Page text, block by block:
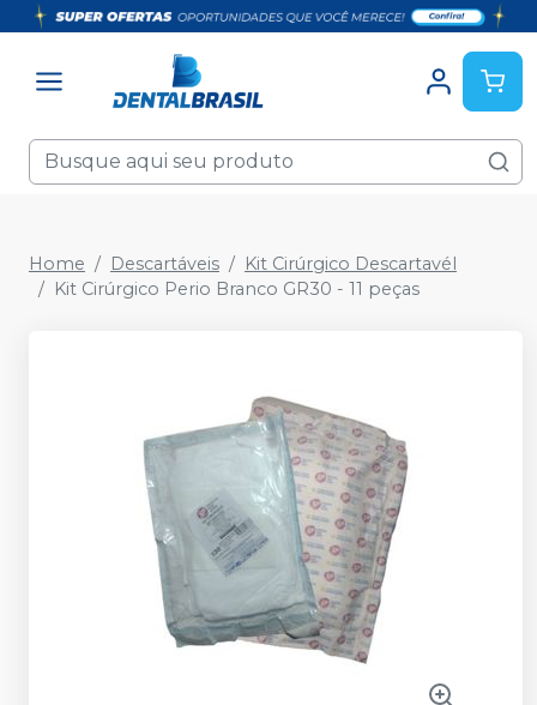
Home Descartáveis
Kit Cirúrgico Descartavél
Kit Cirúrgico Perio Branco GR30 - 11 peças